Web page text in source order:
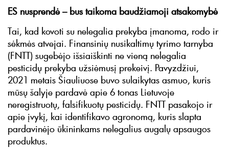
ES nusprendė – bus taikoma baudžiamoji atsakomybė
Tai, kad kovoti su nelegalia prekyba įmanoma, rodo ir
sėkmės atvejai. Finansinių nusikaltimų tyrimo tarnyba
(FNTT) sugebėjo išsiaiškinti ne vieną nelegalia
pesticidų prekyba užsiėmusį prekeivį. Pavyzdžiui,
2021 metais Šiauliuose buvo sulaikytas asmuo, kuris
mūsų šalyje pardavė apie 6 tonas Lietuvoje
neregistruotų, falsifikuotų pesticidų. FNTT pasakojo ir
apie įvykį, kai identifikavo agronomą, kuris slapta
pardavinėjo ūkininkams nelegalius augalų apsaugos
produktus.